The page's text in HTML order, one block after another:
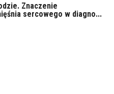
Znaczenie
sercowego w diagno...